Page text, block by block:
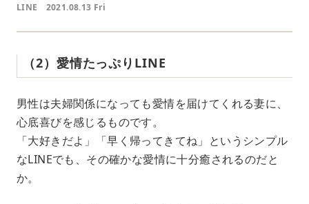
LINE 2021.08.13 Fri
（2）愛情たっぷりLINE
男性は夫婦関係になっても愛情を届けてくれる妻に、
心底喜びを感じるものです。
「大好きだよ」「早く帰ってきてね」というシンプル
なLINEでも、その確かな愛情に十分癒されるのだと
か。